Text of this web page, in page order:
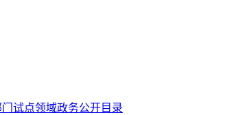
试点领域政务公开目录